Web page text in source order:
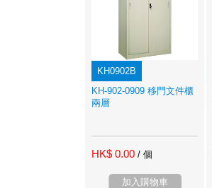
KH0902B
KH-902-0909 移門文件櫃
兩層
HK$ 0.00 / 個
加入購物車